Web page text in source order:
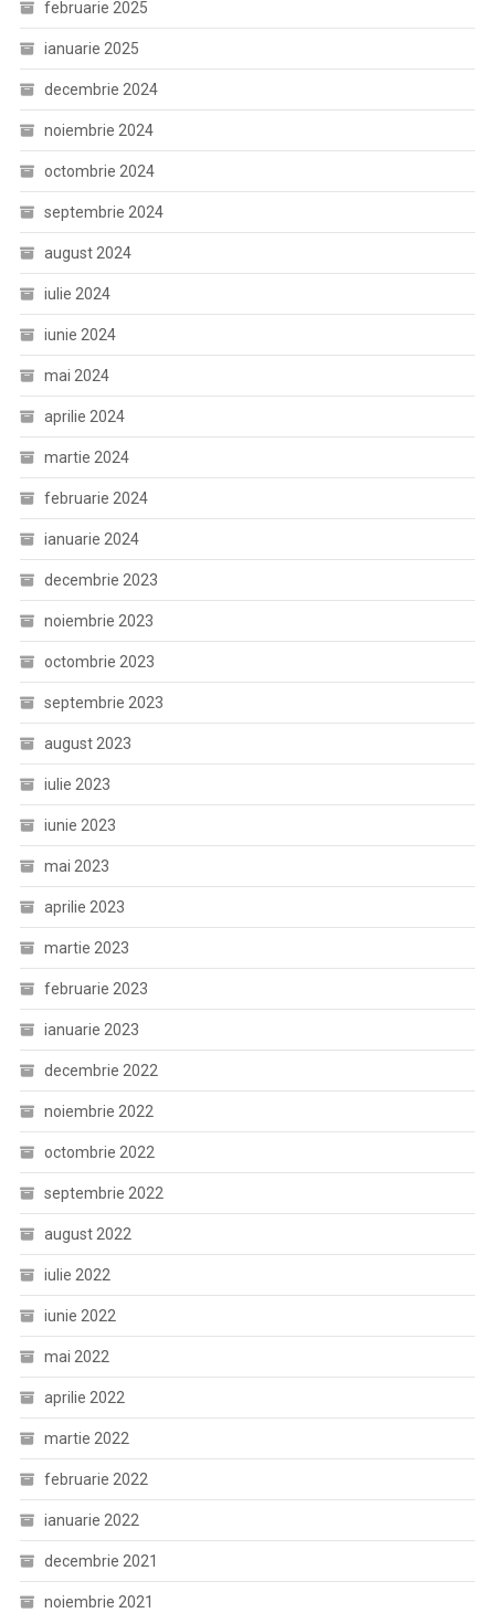
februarie 2025
ianuarie 2025
decembrie 2024
noiembrie 2024
octombrie 2024
septembrie 2024
august 2024
iulie 2024
iunie 2024
mai 2024
aprilie 2024
martie 2024
februarie 2024
ianuarie 2024
decembrie 2023
noiembrie 2023
octombrie 2023
septembrie 2023
august 2023
iulie 2023
iunie 2023
mai 2023
aprilie 2023
martie 2023
februarie 2023
ianuarie 2023
decembrie 2022
noiembrie 2022
octombrie 2022
septembrie 2022
august 2022
iulie 2022
iunie 2022
mai 2022
aprilie 2022
martie 2022
februarie 2022
ianuarie 2022
decembrie 2021
noiembrie 2021